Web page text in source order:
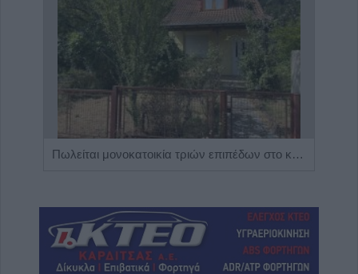
Πωλείται μονοκατοικία τριών επιπέδων στο καταπράσινο Πευκόφυτο Καρδίτσας